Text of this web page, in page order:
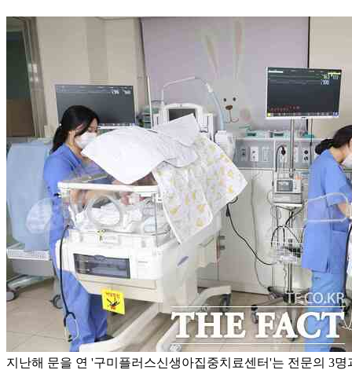
지난해 문을 연 '구미플러스신생아집중치료센터'는 전문의 3